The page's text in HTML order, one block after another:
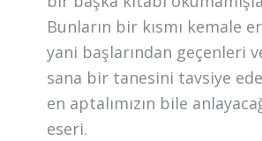
Bunların bir kısmı
yani başlarından geçenleri
sana bir tanesini tavsiye
en aptalımızın bile
eseri.